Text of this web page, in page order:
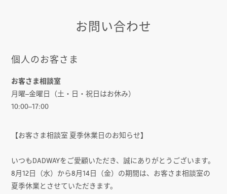
お問い合わせ
個人のお客さま
お客さま相談室
月曜–金曜日（土・日・祝日はお休み）
10:00–17:00
【お客さま相談室 夏季休業日のお知らせ】
いつもDADWAYをご愛顧いただき、誠にありがとうございます。
8月12日（水）から8月14日（金）の期間は、お客さま相談室の
夏季休業とさせていただきます。